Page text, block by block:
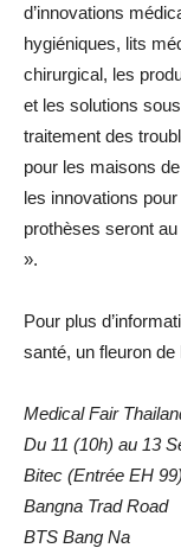
d’innovations
hygiéniques, lits
chirurgical, les
et les solutions
traitement des
pour les maisons
les innovations
prothèses seront
».
Pour plus
santé, un fleuron de
Medical Fair
Du 11 (10h) au 13
Bitec (Entrée EH 99)
Bangna Trad Road
BTS Bang Na